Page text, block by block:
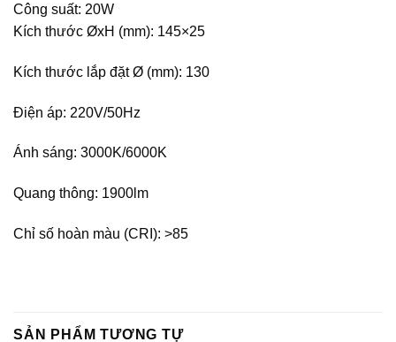
Công suất: 20W
Kích thước ØxH (mm): 145×25
Kích thước lắp đặt Ø (mm): 130
Điện áp: 220V/50Hz
Ánh sáng: 3000K/6000K
Quang thông: 1900lm
Chỉ số hoàn màu (CRI): >85
SẢN PHẨM TƯƠNG TỰ